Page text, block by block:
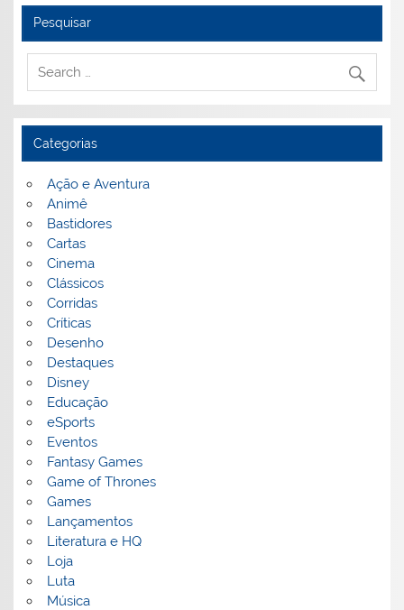
Pesquisar
Categorias
Ação e Aventura
Animê
Bastidores
Cartas
Cinema
Clássicos
Corridas
Críticas
Desenho
Destaques
Disney
Educação
eSports
Eventos
Fantasy Games
Game of Thrones
Games
Lançamentos
Literatura e HQ
Loja
Luta
Música